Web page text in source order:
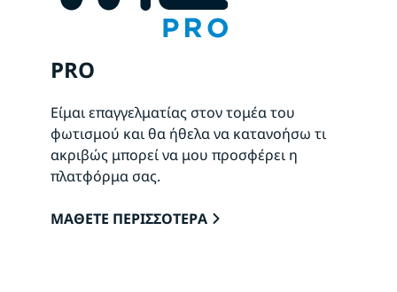
PRO
Είμαι επαγγελματίας στον τομέα του
φωτισμού και θα ήθελα να κατανοήσω τι
ακριβώς μπορεί να μου προσφέρει η
πλατφόρμα σας.
ΜΑΘΕΤΕ ΠΕΡΙΣΣΟΤΕΡΑ